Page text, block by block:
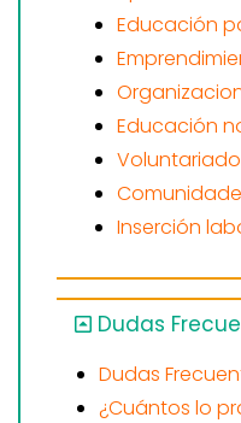
Educación
Educación
Voluntariado
Inserción
Dudas
Dudas
¿Cuántos lo